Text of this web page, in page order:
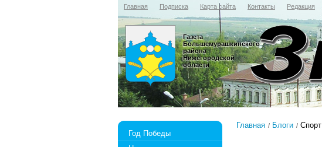
Главная Подписка Карта сайта Контакты Редакция
Газета
Большемурашкинского
района
Нижегородской
области
Год Победы
Главная Блоги Спорт